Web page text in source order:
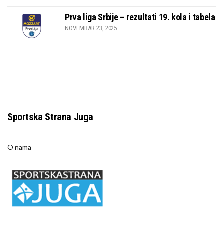
Prva liga Srbije – rezultati 19. kola i tabela
NOVEMBAR 23, 2025
Sportska Strana Juga
O nama